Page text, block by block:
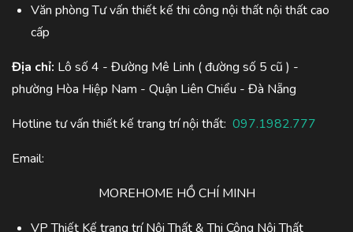
Văn phòng Tư vấn thiết kế thi công nội thất nội thất cao
cấp
Địa chỉ: Lô số 4 - Đường Mê Linh ( đường số 5 cũ ) -
phường Hòa Hiệp Nam - Quận Liên Chiểu - Đà Nẵng
Hotline tư vấn thiết kế trang trí nội thất: 097.1982.777
Email:
MOREHOME HỒ CHÍ MINH
VP Thiết Kế trang trí Nội Thất & Thi Công Nội Thất